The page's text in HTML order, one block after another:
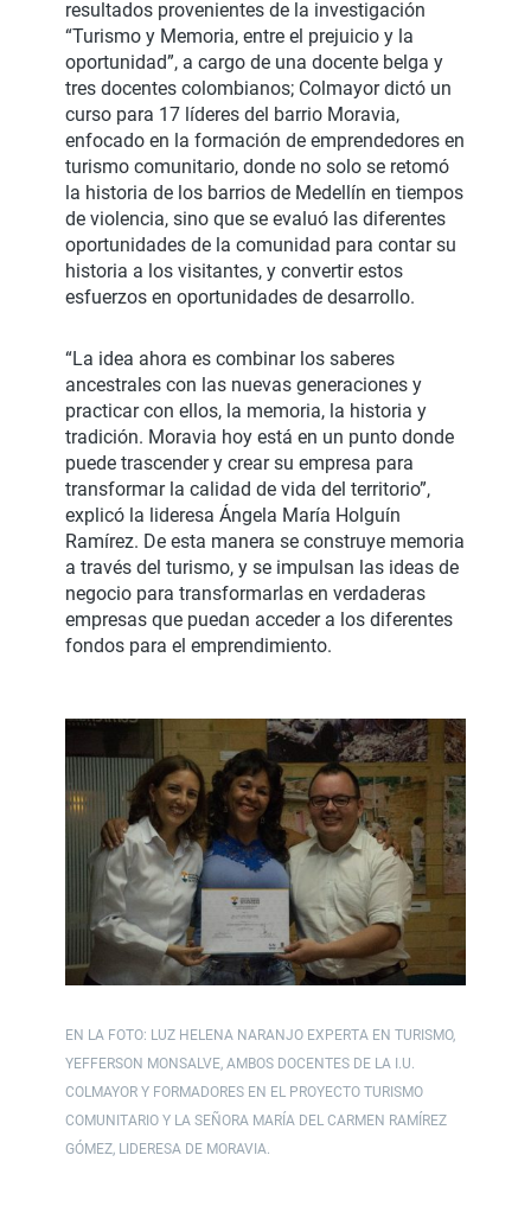
resultados provenientes de la investigación
“Turismo y Memoria, entre el prejuicio y la
oportunidad”, a cargo de una docente belga y
tres docentes colombianos; Colmayor dictó un
curso para 17 líderes del barrio Moravia,
enfocado en la formación de emprendedores en
turismo comunitario, donde no solo se retomó
la historia de los barrios de Medellín en tiempos
de violencia, sino que se evaluó las diferentes
oportunidades de la comunidad para contar su
historia a los visitantes, y convertir estos
esfuerzos en oportunidades de desarrollo.
“La idea ahora es combinar los saberes
ancestrales con las nuevas generaciones y
practicar con ellos, la memoria, la historia y
tradición. Moravia hoy está en un punto donde
puede trascender y crear su empresa para
transformar la calidad de vida del territorio”,
explicó la lideresa Ángela María Holguín
Ramírez. De esta manera se construye memoria
a través del turismo, y se impulsan las ideas de
negocio para transformarlas en verdaderas
empresas que puedan acceder a los diferentes
fondos para el emprendimiento.
EN LA FOTO: LUZ HELENA NARANJO EXPERTA EN TURISMO,
YEFFERSON MONSALVE, AMBOS DOCENTES DE LA I.U.
COLMAYOR Y FORMADORES EN EL PROYECTO TURISMO
COMUNITARIO Y LA SEÑORA MARÍA DEL CARMEN RAMÍREZ
GÓMEZ, LIDERESA DE MORAVIA.